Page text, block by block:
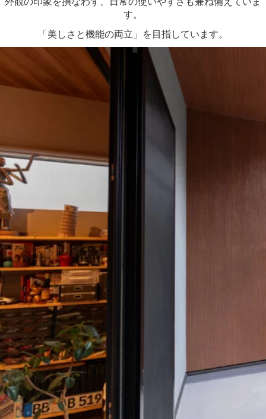
す。
「美しさと機能の両立」を目指しています。